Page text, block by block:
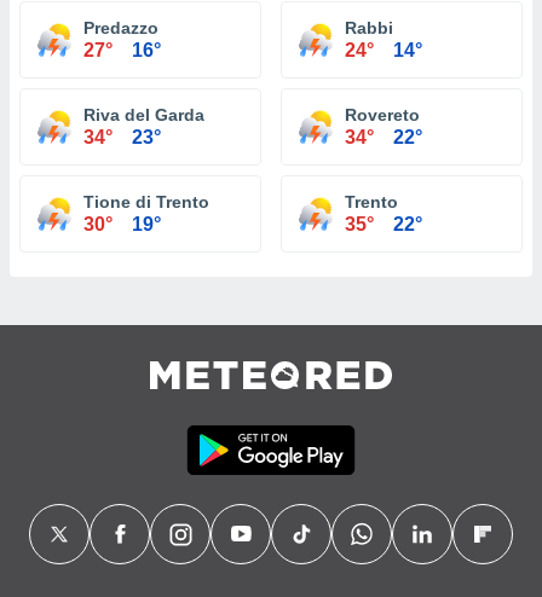
Predazzo
27° 16°
Rabbi
24° 14°
Riva del Garda
34° 23°
Rovereto
34° 22°
Tione di Trento
30° 19°
Trento
35° 22°